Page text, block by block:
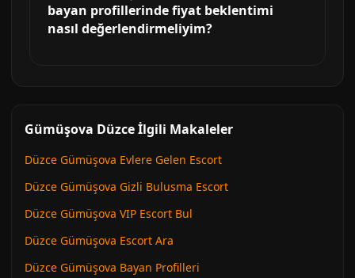
bayan profillerinde fiyat beklentimi
nasıl değerlendirmeliyim?
Gümüşova Düzce İlgili Makaleler
Düzce Gümüşova Evlere Gelen Escort
Düzce Gümüşova Gizli Bulusma Escort
Düzce Gümüşova VIP Escort Bul
Düzce Gümüşova Escort Ara
Düzce Gümüşova Bayan Profilleri